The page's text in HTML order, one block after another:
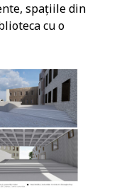
spațiile din
cu o